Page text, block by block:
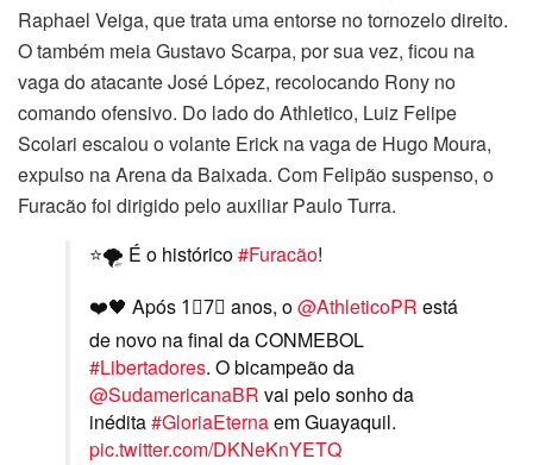
Raphael Veiga, que trata uma entorse no tornozelo direito.
O também meia Gustavo Scarpa, por sua vez, ficou na
vaga do atacante José López, recolocando Rony no
comando ofensivo. Do lado do Athletico, Luiz Felipe
Scolari escalou o volante Erick na vaga de Hugo Moura,
expulso na Arena da Baixada. Com Felipão suspenso, o
Furacão foi dirigido pelo auxiliar Paulo Turra.
⭐️🌪️ É o histórico#Furacão!
❤️🖤 Após 1⃣7⃣ anos, o@AthleticoPR está
de novo na final da CONMEBOL
#Libertadores. O bicampeão da
@SudamericanaBR vai pelo sonho da
inédita#GloriaEternaem Guayaquil.
pic.twitter.com/DKNeKnYETQ